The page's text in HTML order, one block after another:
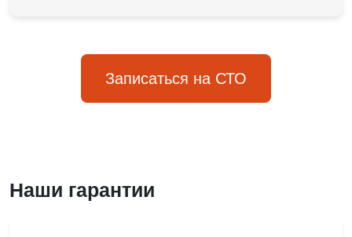
Записаться на СТО
Наши гарантии